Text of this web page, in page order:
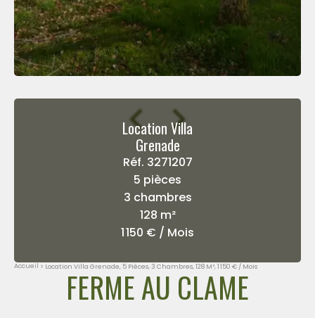
Location Villa
Grenade
Réf. 3271207
5 pièces
3 chambres
128 m²
1 150 € / Mois
Accueil Location Villa Grenade, 5 Pièces, 3 Chambres, 128 M², 1 150 € / Mois
FERME AU CLAME